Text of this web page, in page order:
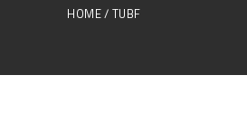
HOME TUBF